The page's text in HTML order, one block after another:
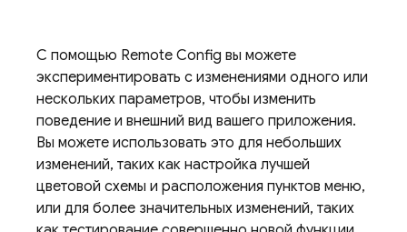
С помощью Remote Config вы можете
экспериментировать с изменениями одного или
нескольких параметров, чтобы изменить
поведение и внешний вид вашего приложения.
Вы можете использовать это для небольших
изменений, таких как настройка лучшей
цветовой схемы и расположения пунктов меню,
или для более значительных изменений, таких